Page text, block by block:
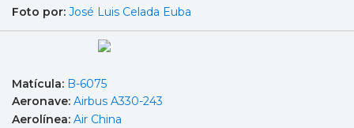
Foto por: José Luis Celada Euba
Matícula: B-6075
Aeronave: Airbus A330-243
Aerolínea: Air China